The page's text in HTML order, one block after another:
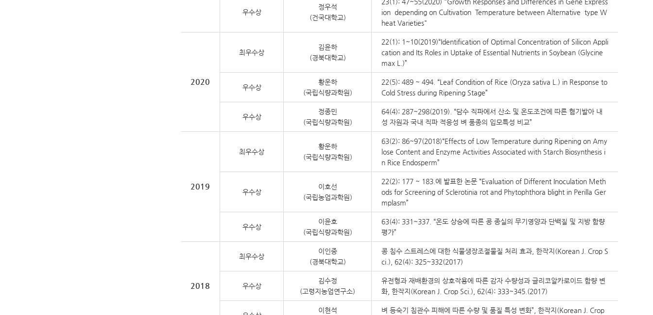
우수상
정우석
(건국대학교)
ion depending on Cultivation Temperature between Alternative type W
heat Varieties"
2020
최우수상
김윤하
(경북대학교)
22(1): 1~10(2019)“Identification of Optimal Concentration of Silicon Appli
cation and Its Roles in Uptake of Essential Nutrients in Soybean (Glycine
max L.)”
우수상
황운하
(국립식량과학원)
22(5): 489 ~ 494. “Leaf Condition of Rice (Oryza sativa L.) in Response to
Cold Stress during Ripening Stage”
우수상
정종민
(국립식량과학원)
64(4): 287~298(2019). “담수 직파에서 산소 및 온도조건에 따른 혐기발아 내
성 자원과 국내 직파 적응성 벼 품종의 입모특성 비교”
2019
최우수상
황운하
(국립식량과학원)
63(2): 86~97(2018)“Effects of Low Temperature during Ripening on Amy
lose Content and Enzyme Activities Associated with Starch Biosynthesis i
n Rice Endosperm”
우수상
이호선
(국립농업과학원)
22(2): 177 ~ 183.에 발표한 논문 “Evaluation of Different Inoculation Meth
ods for Screening of Sclerotinia rot and Phytophthora blight in Perilla Ger
mplasm”
우수상
이윤호
(국립식량과학원)
63(4): 331~337. “온도 상승에 따른 콩 종실의 무기영양과 단백질 및 지방 함량
평가”
2018
최우수상
이인중
(경북대학교)
콩 침수 스트레스에 대한 식물생장조절물질 처리 효과, 한작지(Korean J. Crop S
ci.), 62(4): 325~332(2017)
우수상
김수정
(고령지농업연구소)
유전형과 재배환경의 상호작용에 따른 감자 수량성과 글리코알카로이드 함량 변
화, 한작지(Korean J. Crop Sci.), 62(4): 333~345.(2017)
이현석
벼 등숙기 침관수 피해에 따른 수량 및 품질 특성 변화”, 한작지(Korean J. Crop